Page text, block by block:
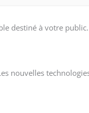
destiné à votre
nouvelles